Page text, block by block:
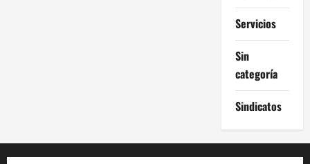
Servicios
Sin
categoría
Sindicatos